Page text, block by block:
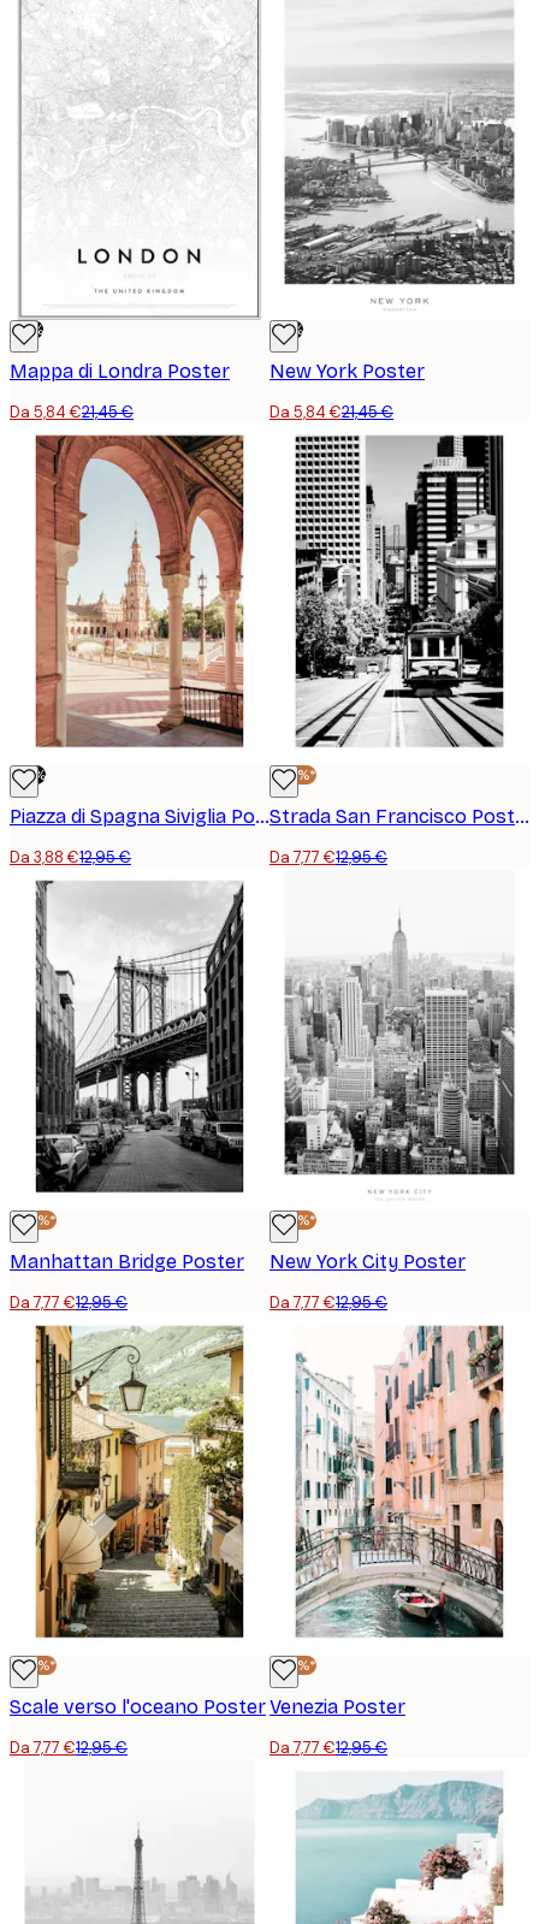
-73%
Mappa di Londra Poster
Da 5,84 €21,45 €
-73%
New York Poster
Da 5,84 €21,45 €
-70%
Piazza di Spagna Siviglia Poster
Da 3,88 €12,95 €
-40%*
Strada San Francisco Poster
Da 7,77 €12,95 €
-40%*
Manhattan Bridge Poster
Da 7,77 €12,95 €
-40%*
New York City Poster
Da 7,77 €12,95 €
-40%*
Scale verso l'oceano Poster
Da 7,77 €12,95 €
-40%*
Venezia Poster
Da 7,77 €12,95 €